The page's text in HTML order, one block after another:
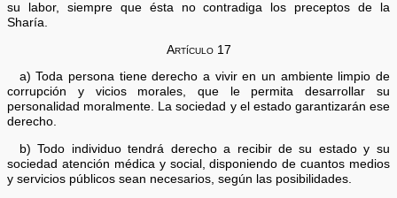
su labor, siempre que ésta no contradiga los preceptos de la
Sharía.
Artículo 17
a) Toda persona tiene derecho a vivir en un ambiente limpio de
corrupción y vicios morales, que le permita desarrollar su
personalidad moralmente. La sociedad y el estado garantizarán ese
derecho.
b) Todo individuo tendrá derecho a recibir de su estado y su
sociedad atención médica y social, disponiendo de cuantos medios
y servicios públicos sean necesarios, según las posibilidades.